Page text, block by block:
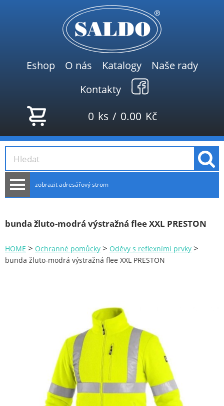
Eshop O nás Katalogy
Naše rady
Kontakty
0 ks / 0.00 Kč
zobrazit adresářový strom
NOVINKY
Plachty
NÁBYTEK - spojovací materiál a příslušenství
Ploty a pletiva
Úložné boxy na nářadí
Ochranné pomůcky
bunda žluto-modrá výstražná flee XXL PRESTON
HOME > Ochranné pomůcky > Oděvy s reflexními prvky >
bunda žluto-modrá výstražná flee XXL PRESTON